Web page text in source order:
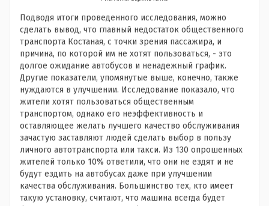
Подводя итоги проведенного исследования, можно
сделать вывод, что главный недостаток общественного
транспорта Костаная, с точки зрения пассажира, и
причина, по которой им не хотят пользоваться, - это
долгое ожидание автобусов и ненадежный график.
Другие показатели, упомянутые выше, конечно, также
нуждаются в улучшении. Исследование показало, что
жители хотят пользоваться общественным
транспортом, однако его неэффективность и
оставляющее желать лучшего качество обслуживания
зачастую заставляют людей сделать выбор в пользу
личного автотранспорта или такси. Из 130 опрошенных
жителей только 10% ответили, что они не ездят и не
будут ездить на автобусах даже при улучшении
качества обслуживания. Большинство тех, кто имеет
такую установку, считают, что машина всегда будет